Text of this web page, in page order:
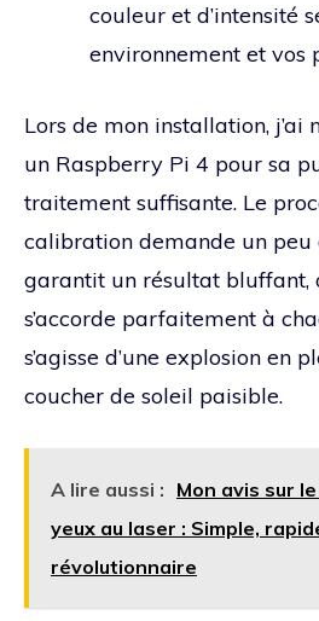
couleur et d’intensité
environnement et vos
Lors de mon installation, j’ai
un Raspberry Pi 4 pour sa
traitement suffisante. Le
calibration demande un peu
garantit un résultat bluffant,
s’accorde parfaitement à
s’agisse d’une explosion en
coucher de soleil paisible.
A lire aussi : Mon avis sur
yeux au laser : Simple,
révolutionnaire